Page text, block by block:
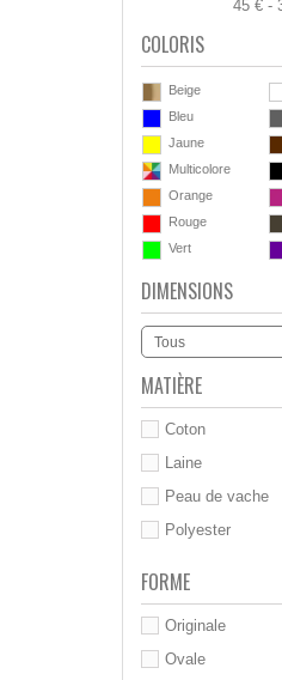
45 € -
COLORIS
Beige
Bleu
Jaune
Multicolore
Orange
Rouge
Vert
DIMENSIONS
Tous
MATIÈRE
Coton
Laine
Peau de vache
Polyester
FORME
Originale
Ovale